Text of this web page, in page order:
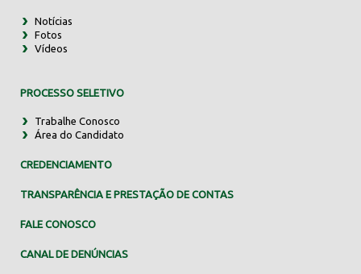
Notícias
Fotos
Vídeos
PROCESSO SELETIVO
Trabalhe Conosco
Área do Candidato
CREDENCIAMENTO
TRANSPARÊNCIA E PRESTAÇÃO DE CONTAS
FALE CONOSCO
CANAL DE DENÚNCIAS